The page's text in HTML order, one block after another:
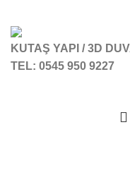
KUTAŞ YAPI / 3D
TEL: 0545 950 9227